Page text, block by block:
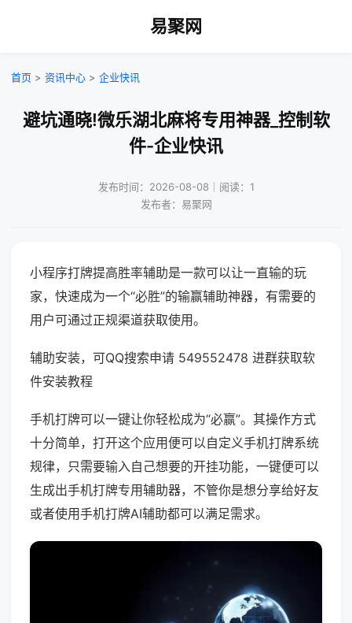
易聚网
首页 > 资讯中心 > 企业快讯
避坑通晓!微乐湖北麻将专用神器_控制软
件-企业快讯
发布时间：2026-08-08｜阅读：1
发布者：易聚网
小程序打牌提高胜率辅助是一款可以让一直输的玩
家，快速成为一个“必胜”的输赢辅助神器，有需要的
用户可通过正规渠道获取使用。
辅助安装，可QQ搜索申请 549552478 进群获取软
件安装教程
手机打牌可以一键让你轻松成为“必赢”。其操作方式
十分简单，打开这个应用便可以自定义手机打牌系统
规律，只需要输入自己想要的开挂功能，一键便可以
生成出手机打牌专用辅助器，不管你是想分享给好友
或者使用手机打牌AI辅助都可以满足需求。